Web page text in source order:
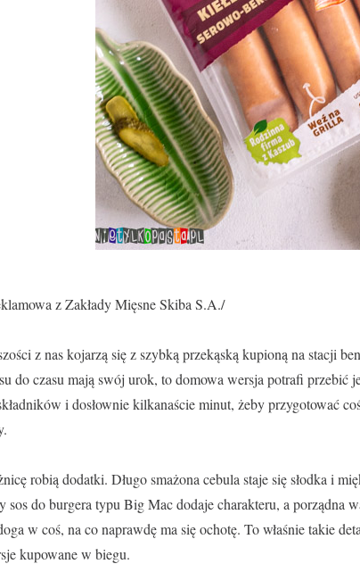
z Zakłady Mięsne Skiba S.A./
z nas kojarzą się z szybką przekąską kupioną na stacji
do czasu mają swój urok, to domowa wersja potrafi przebić
i dosłownie kilkanaście minut, żeby przygotować
robią dodatki. Długo smażona cebula staje się słodka i
sos do burgera typu Big Mac dodaje charakteru, a porządna
w coś, na co naprawdę ma się ochotę. To właśnie takie
kupowane w biegu.